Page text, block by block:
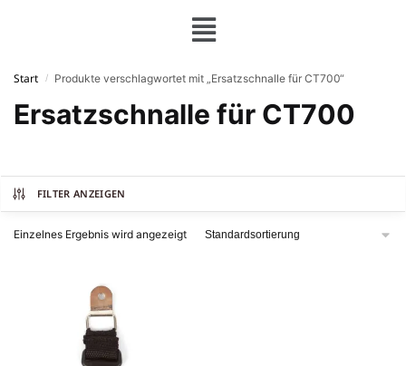
Start / Produkte verschlagwortet mit „Ersatzschnalle für CT700“
Ersatzschnalle für CT700
FILTER ANZEIGEN
Einzelnes Ergebnis wird angezeigt